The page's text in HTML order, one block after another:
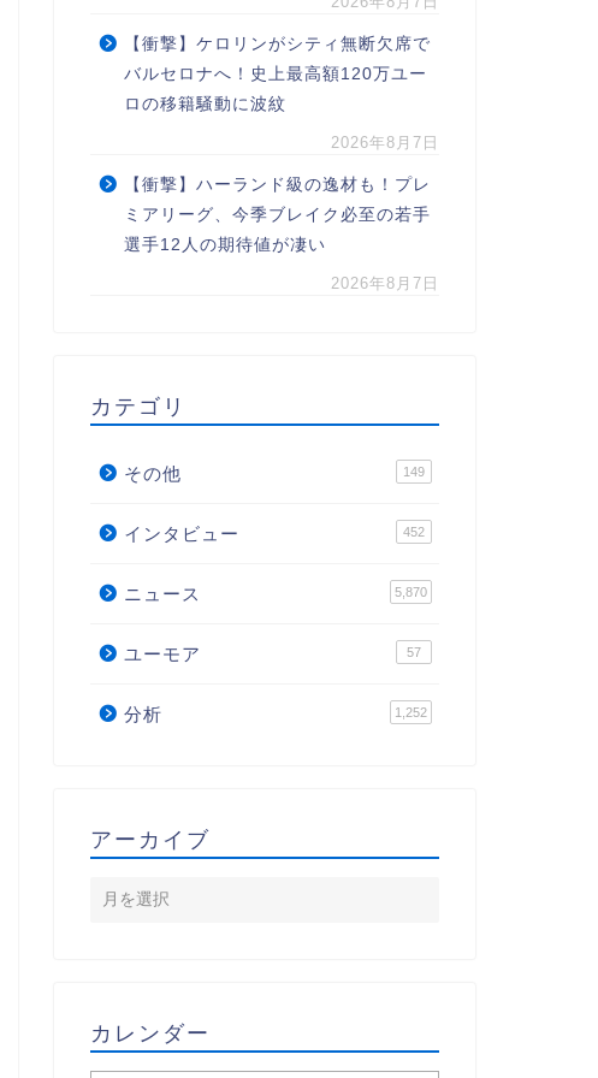
【衝撃】ケロリンがシティ無断欠席で
バルセロナへ！史上最高額120万ユー
ロの移籍騒動に波紋
2026年8月7日
【衝撃】ハーランド級の逸材も！プレ
ミアリーグ、今季ブレイク必至の若手
選手12人の期待値が凄い
2026年8月7日
カテゴリ
その他 149
インタビュー 452
ニュース 5,870
ユーモア 57
分析 1,252
アーカイブ
カレンダー